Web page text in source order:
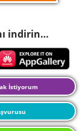
indirin…
İstiyorum